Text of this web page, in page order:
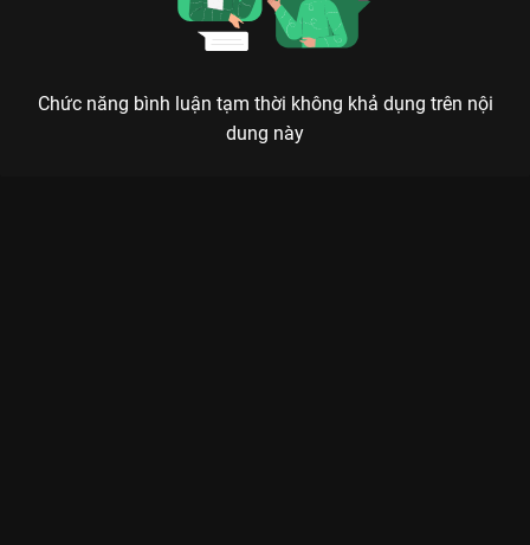
Chức năng bình luận tạm thời không khả dụng trên nội
dung này